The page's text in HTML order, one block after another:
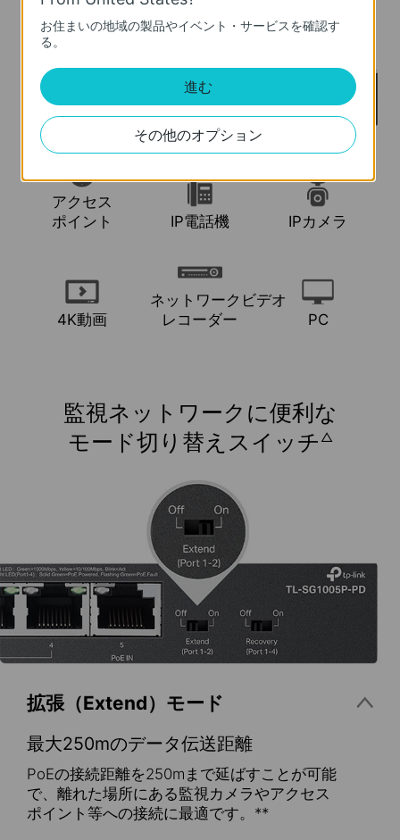
アクセス
ポイント
IP電話機 IPカメラ
4K動画
ネットワークビデオ
レコーダー
PC
監視ネットワークに便利な
モード切り替えスイッチ △
拡張（Extend）モード
最大250mのデータ伝送距離
PoEの接続距離を250mまで延ばすことが可能
で、離れた場所にある監視カメラやアクセス
ポイント等への接続に最適です。**
お住まいの地域の製品やイベント・サービスを確認す
る。
進む
その他のオプション